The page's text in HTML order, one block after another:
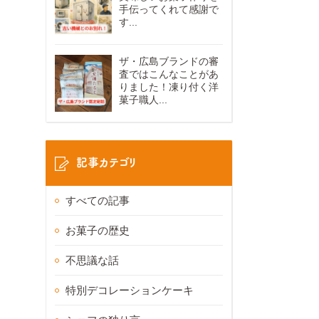
手伝ってくれて感謝で
す...
ザ・広島ブランドの審
査ではこんなことがあ
りました！凍り付く洋
菓子職人...
記事カテゴリ
すべての記事
お菓子の歴史
不思議な話
特別デコレーションケーキ